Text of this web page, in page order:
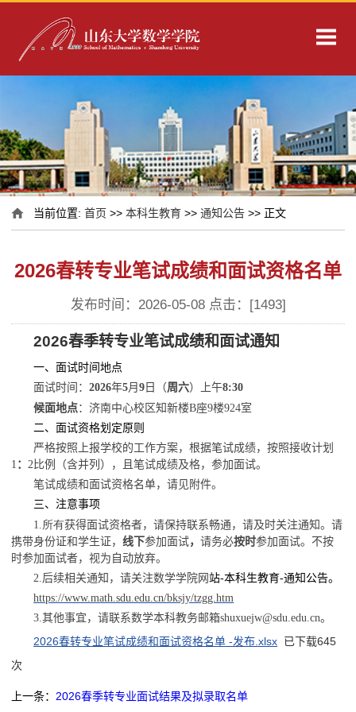
当前位置:首页 >>本科生教育 >>通知公告 >> 正文
2026春转专业笔试成绩和面试资格名单
发布时间：2026-05-08 点击：[1493]
2026春季转专业笔试成绩和面试通知
一、面试时间地点
面试时间：2026年5月9 日（周六）上午8:30
候面地点：济南中心校区知新楼B座9楼924室
二、面试资格划定原则
严格按照上报学校的工作方案，根据笔试成绩，按照接收计划
1 ：2 比例（含并列），且笔试成绩及格，参加面试。
笔试成绩和面试资格名单，请见附件。
三、注意事项
1 所有获得面试资格者，请保持联系畅通，请及时关注通知。请
携带身份证和学生证，线下参加面试，请务必按时参加面试。不按
时参加面试者，视为自动放弃。
2. 后续相关通知，请关注数学学院网站-本科生教育-通知公告。
https://www.math.sdu.edu.cn/bksjy/tzgg.htm
3.其他事宜，请联系数学本科教务邮箱shuxuejw@sdu.edu.cn。
2026春转专业笔试成绩和面试资格名单 -发布.xlsx 已下载645
次
上一条： 2026春季转专业面试结果及拟录取名单